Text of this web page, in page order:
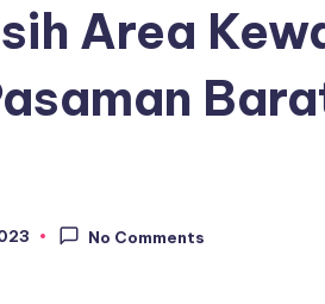
Area
No Comments